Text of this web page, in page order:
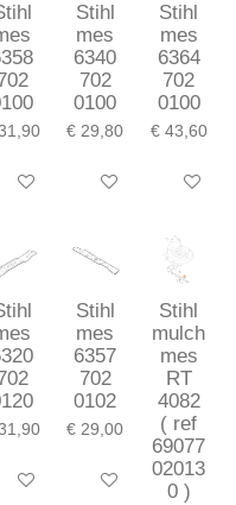
In winkelwagen
Stihl
mes
6340
702
0100
€ 29,80
In winkelwagen
Stihl
mes
6364
702
0100
€ 43,60
In
In winkelwagen
Stihl
mes
6357
702
0102
€ 29,00
In winkelwagen
Stihl
mulch
mes
RT
4082
( ref
69077
02013
0 )